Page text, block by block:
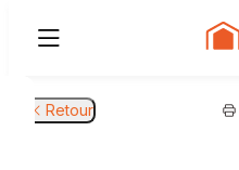
Retour